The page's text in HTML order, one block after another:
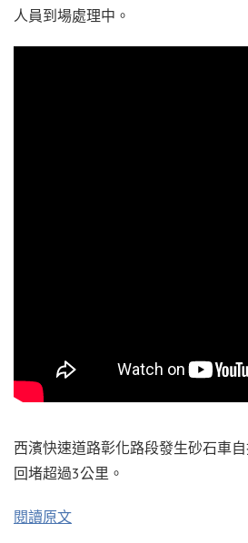
人員到場處理中。
西濱快速道路彰化路段發生砂石車
回堵超過3公里。
閱讀原文